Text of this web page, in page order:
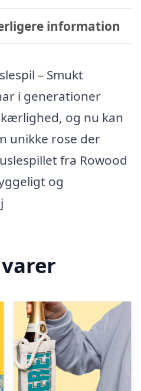
information
– Smukt
i generationer
og nu kan
unikke rose der
fra Rowood
og